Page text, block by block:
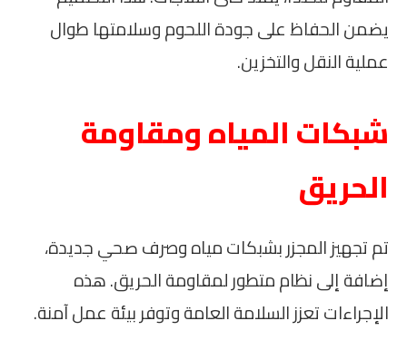
يضمن الحفاظ على جودة اللحوم وسلامتها طوال
عملية النقل والتخزين.
شبكات المياه ومقاومة
الحريق
تم تجهيز المجزر بشبكات مياه وصرف صحي جديدة،
إضافة إلى نظام متطور لمقاومة الحريق. هذه
الإجراءات تعزز السلامة العامة وتوفر بيئة عمل آمنة.